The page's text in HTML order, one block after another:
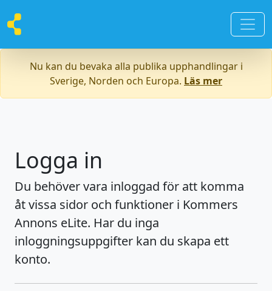
Nu kan du bevaka alla publika upphandlingar i
Sverige, Norden och Europa. Läs mer
Logga in
Du behöver vara inloggad för att komma
åt vissa sidor och funktioner i Kommers
Annons eLite. Har du inga
inloggningsuppgifter kan du skapa ett
konto.